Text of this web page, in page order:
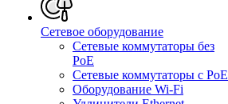
Сетевое оборудование
Сетевые коммутаторы без
PoE
Сетевые коммутаторы с PoE
Оборудование Wi-Fi